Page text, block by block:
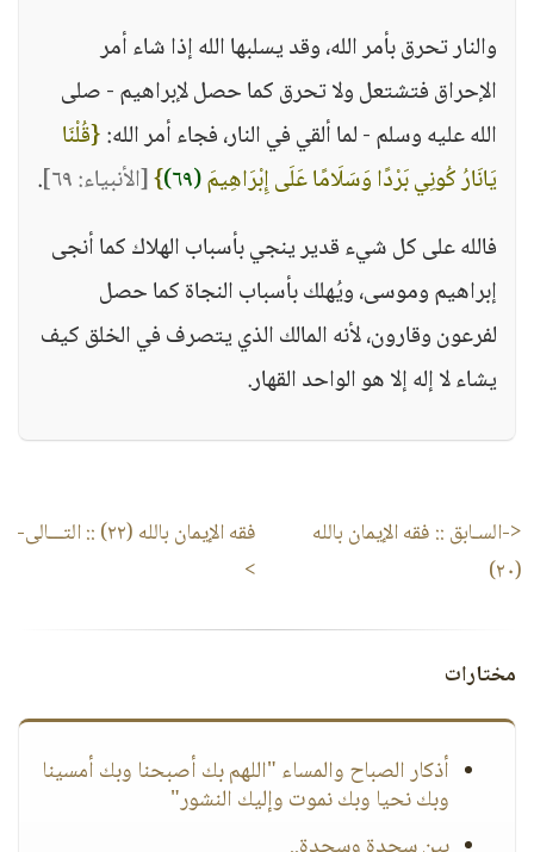
والنار تحرق بأمر الله، وقد يسلبها الله إذا شاء أمر
الإحراق فتشتعل ولا تحرق كما حصل لإبراهيم - صلى
الله عليه وسلم - لما ألقي في النار، فجاء أمر الله:{قُلْنَا
يَانَارُ كُونِي بَرْدًا وَسَلَامًا عَلَى إِبْرَاهِيمَ(٦٩) }[الأنبياء: ٦٩]
.
فالله على كل شيء قدير ينجي بأسباب الهلاك كما أنجى
إبراهيم وموسى، ويُهلك بأسباب النجاة كما حصل
لفرعون وقارون، لأنه المالك الذي يتصرف في الخلق كيف
يشاء لا إله إلا هو الواحد القهار.
<-السـابق :: فقه الإيمان بالله
(٢٠)
فقه الإيمان بالله (٢٢)
:: التـــالى-
>
مختارات
أذكار الصباح والمساء "اللهم بك أصبحنا وبك أمسينا
وبك نحيا وبك نموت وإليك النشور"